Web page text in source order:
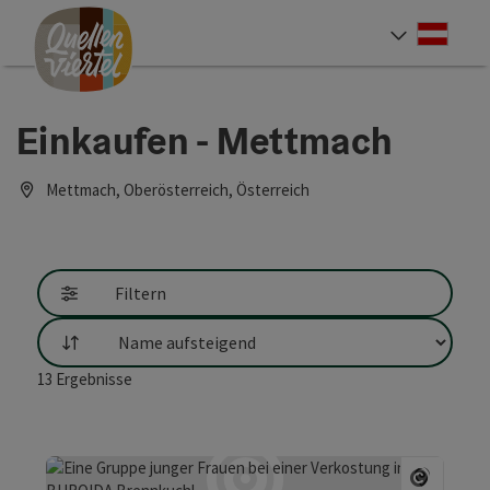
Zum Inhalt
Zur Navigation
Zum Seitenanfang
Einkaufen - Mettmach
Mettmach, Oberösterreich, Österreich
Filtern
Sortierung
13 Ergebnisse